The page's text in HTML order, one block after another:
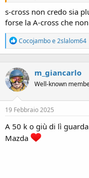
s-cross non credo sia
forse la A-cross che
R
e
a
t
i
o
n
:
Cocojamboe2slalom64
m_giancarlo
Well-known
19 Febbraio 2025
A 50 k o giù di lì
Mazda